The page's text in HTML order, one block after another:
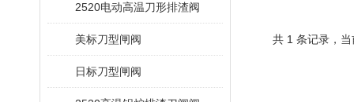
2520电动高温刀形排渣阀
美标刀型闸阀
日标刀型闸阀
共 1 条记录，